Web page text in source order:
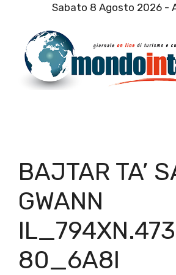
contenuto
Sabato 8 Agosto 2026 -
BAJTAR TA’
GWANN
80_6A8I